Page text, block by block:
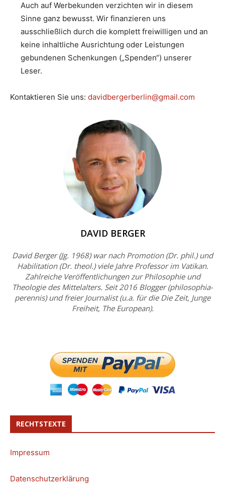
Auch auf Werbekunden verzichten wir in diesem
Sinne ganz bewusst. Wir finanzieren uns
ausschließlich durch die komplett freiwilligen und an
keine inhaltliche Ausrichtung oder Leistungen
gebundenen Schenkungen („Spenden“) unserer
Leser.
Kontaktieren Sie uns: davidbergerberlin@gmail.com
DAVID BERGER
David Berger (Jg. 1968) war nach Promotion (Dr. phil.) und
Habilitation (Dr. theol.) viele Jahre Professor im Vatikan.
Zahlreiche Veröffentlichungen zur Philosophie und
Theologie des Mittelalters. Seit 2016 Blogger (philosophia-
perennis) und freier Journalist (u.a. für die Die Zeit, Junge
Freiheit, The European).
RECHTSTEXTE
Impressum
Datenschutzerklärung